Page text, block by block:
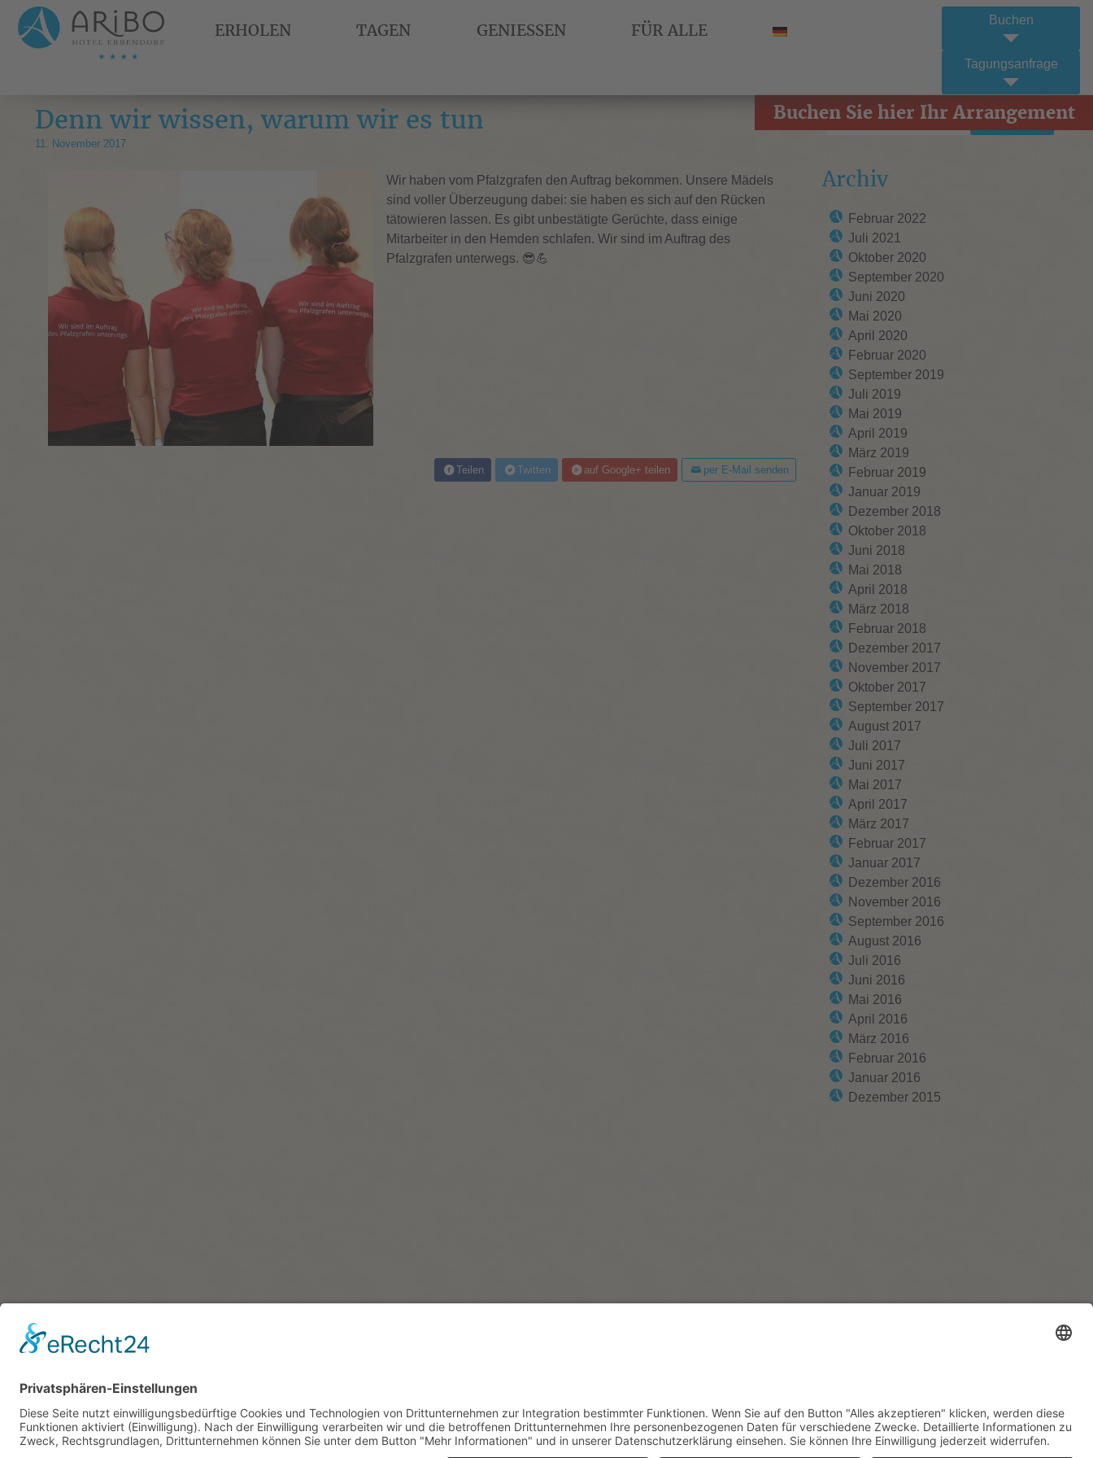
Buchen
Tagungsanfrage
ERHOLEN TAGEN GENIESSEN FÜR ALLE
Buchen Sie hier Ihr Arrangement
Denn wir wissen, warum wir es tun
11. November 2017
Wir haben vom Pfalzgrafen den Auftrag bekommen. Unsere Mädels
sind voller Überzeugung dabei: sie haben es sich auf den Rücken
tätowieren lassen. Es gibt unbestätigte Gerüchte, dass einige
Mitarbeiter in den Hemden schlafen. Wir sind im Auftrag des
Pfalzgrafen unterwegs. 😎💪
Teilen Twitten auf Google+ teilen per E-Mail senden
Suche: Search
Archiv
Februar 2022
Juli 2021
Oktober 2020
September 2020
Juni 2020
Mai 2020
April 2020
Februar 2020
September 2019
Juli 2019
Mai 2019
April 2019
März 2019
Februar 2019
Januar 2019
Dezember 2018
Oktober 2018
Juni 2018
Mai 2018
April 2018
März 2018
Februar 2018
Dezember 2017
November 2017
Oktober 2017
September 2017
August 2017
Juli 2017
Juni 2017
Mai 2017
April 2017
März 2017
Februar 2017
Januar 2017
Dezember 2016
November 2016
September 2016
August 2016
Juli 2016
Juni 2016
Mai 2016
April 2016
März 2016
Februar 2016
Januar 2016
Dezember 2015
Bewerbung AGB Impressum Datenschutz Sitemap Cookies Barrierefreiheitserklärung